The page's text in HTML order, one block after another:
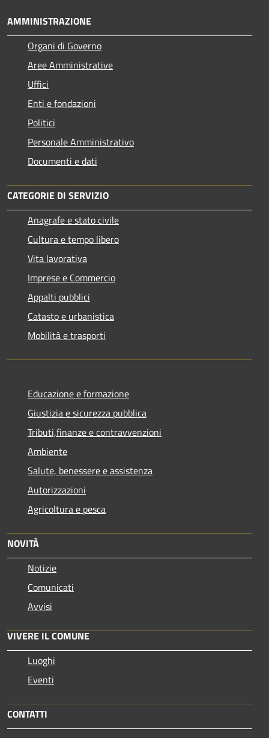
AMMINISTRAZIONE
Organi di Governo
Aree Amministrative
Uffici
Enti e fondazioni
Politici
Personale Amministrativo
Documenti e dati
CATEGORIE DI SERVIZIO
Anagrafe e stato civile
Cultura e tempo libero
Vita lavorativa
Imprese e Commercio
Appalti pubblici
Catasto e urbanistica
Mobilità e trasporti
Educazione e formazione
Giustizia e sicurezza pubblica
Tributi,finanze e contravvenzioni
Ambiente
Salute, benessere e assistenza
Autorizzazioni
Agricoltura e pesca
NOVITÀ
Notizie
Comunicati
Avvisi
VIVERE IL COMUNE
Luoghi
Eventi
CONTATTI